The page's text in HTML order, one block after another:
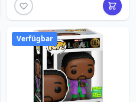
Verfügbar